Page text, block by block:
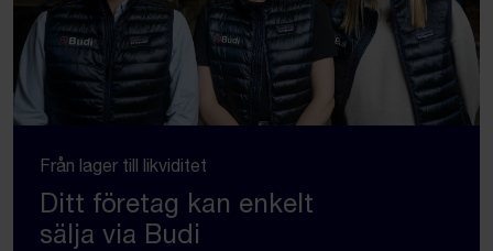
Från lager till likviditet
Ditt företag kan enkelt
sälja via Budi